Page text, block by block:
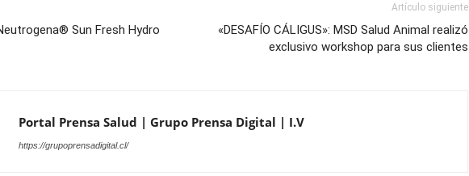
Sun Fresh Hydro
Artículo siguiente
«DESAFÍO CÁLIGUS»: MSD Salud Animal realizó
exclusivo workshop para sus clientes
Portal Prensa Salud | Grupo Prensa Digital | I.V
https://grupoprensadigital.cl/